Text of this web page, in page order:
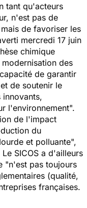
tant qu'acteurs
n'est pas de
de favoriser les
mercredi 17 juin
chimique
modernisation des
de garantir
de soutenir le
l'environnement".
de l'impact
du
et polluante",
SICOS a d'ailleurs
"n'est pas toujours
(qualité,
françaises.